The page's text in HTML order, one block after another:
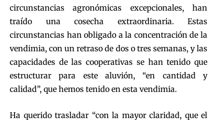
circunstancias agronómicas excepcionales, han
traído una cosecha extraordinaria. Estas
circunstancias han obligado a la concentración de la
vendimia, con un retraso de dos o tres semanas, y las
capacidades de las cooperativas se han tenido que
estructurar para este aluvión, “en cantidad y
calidad”, que hemos tenido en esta vendimia.
Ha querido trasladar “con la mayor claridad, que el